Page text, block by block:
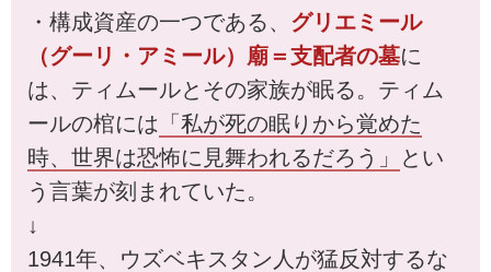
・構成資産の一つである、 グリエミール
（グーリ・アミール）廟＝支配者の墓に
は、ティムールとその家族が眠る。ティム
ールの棺には 「私が死の眠りから覚めた
時、世界は恐怖に見舞われるだろう」
とい
う言葉が刻まれていた。
↓
1941年、ウズベキスタン人が猛反対するな